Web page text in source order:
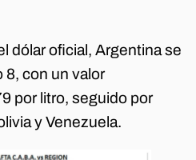
dólar oficial, Argentina se
8, con un valor
por litro, seguido por
y Venezuela.